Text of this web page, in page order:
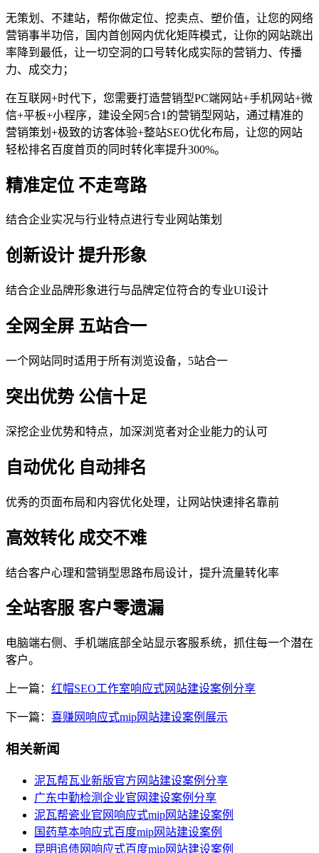
无策划、不建站，帮你做定位、挖卖点、塑价值，让您的网络
营销事半功倍，国内首创网内优化矩阵模式，让你的网站跳出
率降到最低，让一切空洞的口号转化成实际的营销力、传播
力、成交力；
在互联网+时代下，您需要打造营销型PC端网站+手机网站+微
信+平板+小程序，建设全网5合1的营销型网站，通过精准的
营销策划+极致的访客体验+整站SEO优化布局，让您的网站
轻松排名百度首页的同时转化率提升300%。
精准定位 不走弯路
结合企业实况与行业特点进行专业网站策划
创新设计 提升形象
结合企业品牌形象进行与品牌定位符合的专业UI设计
全网全屏 五站合一
一个网站同时适用于所有浏览设备，5站合一
突出优势 公信十足
深挖企业优势和特点，加深浏览者对企业能力的认可
自动优化 自动排名
优秀的页面布局和内容优化处理，让网站快速排名靠前
高效转化 成交不难
结合客户心理和营销型思路布局设计，提升流量转化率
全站客服 客户零遗漏
电脑端右侧、手机端底部全站显示客服系统，抓住每一个潜在
客户。
上一篇： 红帽SEO工作室响应式网站建设案例分享
下一篇： 喜赚网响应式mip网站建设案例展示
相关新闻
泥瓦帮瓦业新版官方网站建设案例分享
广东中勤检测企业官网建设案例分享
泥瓦帮瓷业官网响应式mip网站建设案例
国药草本响应式百度mip网站建设案例
昆明追债网响应式百度mip网站建设案例